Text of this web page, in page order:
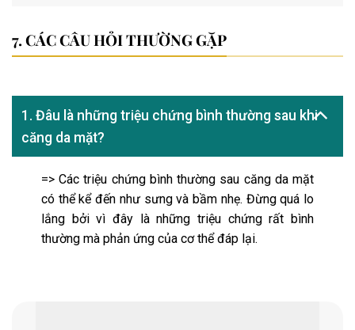
CÁC CÂU HỎI THƯỜNG GẶP
1. Đâu là những triệu chứng bình thường sau khi
căng da mặt?
=> Các triệu chứng bình thường sau căng da mặt
có thể kể đến như sưng và bầm nhẹ. Đừng quá lo
lắng bởi vì đây là những triệu chứng rất bình
thường mà phản ứng của cơ thể đáp lại.